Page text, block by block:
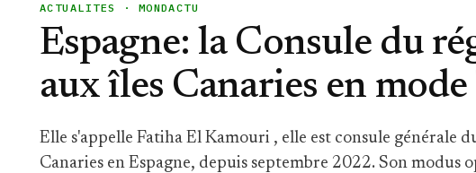
ACTUALITES · MONDACTU
Espagne: la Consule du
aux îles Canaries en
Elle s'appelle Fatiha El Kamouri , elle est consule générale
Canaries en Espagne, depuis septembre 2022. Son modus